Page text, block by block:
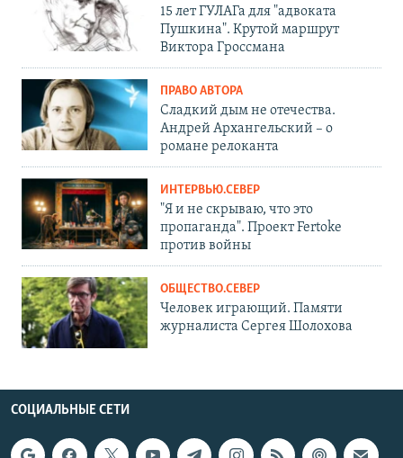
15 лет ГУЛАГа для "адвоката
Пушкина". Крутой маршрут
Виктора Гроссмана
ПРАВО АВТОРА
Сладкий дым не отечества.
Андрей Архангельский – о
романе релоканта
ИНТЕРВЬЮ.СЕВЕР
"Я и не скрываю, что это
пропаганда". Проект Fertoke
против войны
ОБЩЕСТВО.СЕВЕР
Человек играющий. Памяти
журналиста Сергея Шолохова
СОЦИАЛЬНЫЕ СЕТИ